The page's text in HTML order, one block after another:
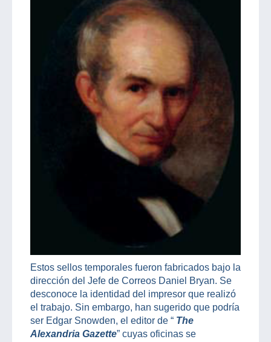
Estos sellos temporales fueron fabricados bajo la
dirección del Jefe de Correos Daniel Bryan. Se
desconoce la identidad del impresor que realizó
el trabajo. Sin embargo, han sugerido que podría
ser Edgar Snowden, el editor de “ The
Alexandria Gazette” cuyas oficinas se